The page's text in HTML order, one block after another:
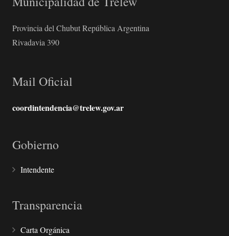
Provincia del Chubut República Argentina
Rivadavia 390
Mail Oficial
coordintendencia@trelew.gov.ar
Gobierno
Intendente
Transparencia
Carta Orgánica